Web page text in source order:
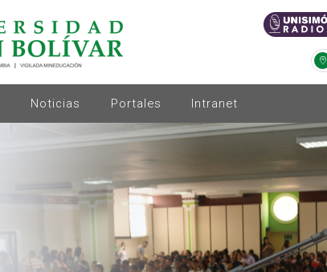
Noticias Portales Intranet